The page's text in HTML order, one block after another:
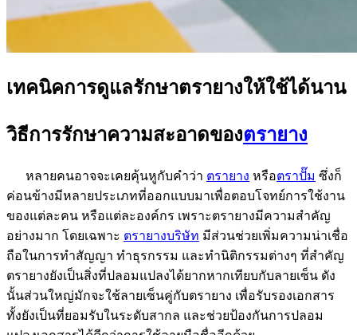
เทคนิคการดูแลรักษาตรายางให้ใช้ได้นาน
วิธีการรักษาความสะอาดของตรายาง
หลายคนอาจจะเคยคุ้นหูกับคำว่า ตรายาง หรือตราปั๊ม ซึ่งก็
ค่อนข้างมีหลายประเภทที่ออกแบบมาเพื่อตอบโจทย์การใช้งาน
ของแต่ละคน หรือแต่ละองค์กร เพราะตรายางมีความสำคัญ
อย่างมาก โดยเฉพาะ ตรายางบริษัท มีส่วนช่วยเพิ่มความน่าเชื่อ
ถือในการทำสัญญา ทำธุรกรรม และทำนิติกรรมต่างๆ ที่สำคัญ
ตรายางยังเป็นสิ่งที่ปลอมแปลงได้ยากหากเทียบกับลายเซ็น ดัง
นั้นส่วนใหญ่มักจะใช้ลายเซ็นคู่กับตรายาง เพื่อรับรองเอกสาร
ทั้งยังเป็นที่ยอมรับในระดับสากล และช่วยป้องกันการปลอม